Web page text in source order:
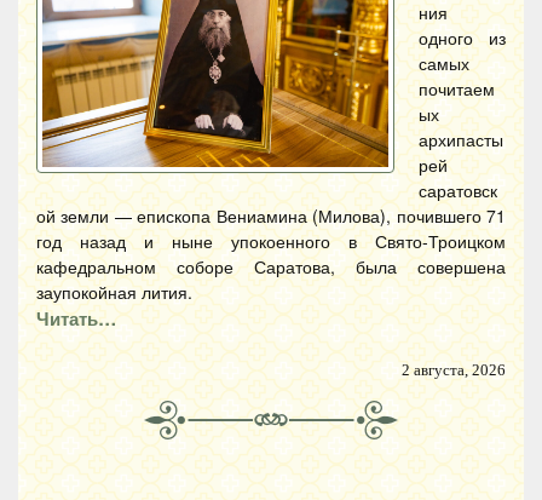
ния
одного из
самых
почитаем
ых
архипасты
рей
саратовск
ой земли — епископа Вениамина (Милова), почившего 71
год назад и ныне упокоенного в Свято-Троицком
кафедральном соборе Саратова, была совершена
заупокойная лития.
Читать…
2 августа, 2026